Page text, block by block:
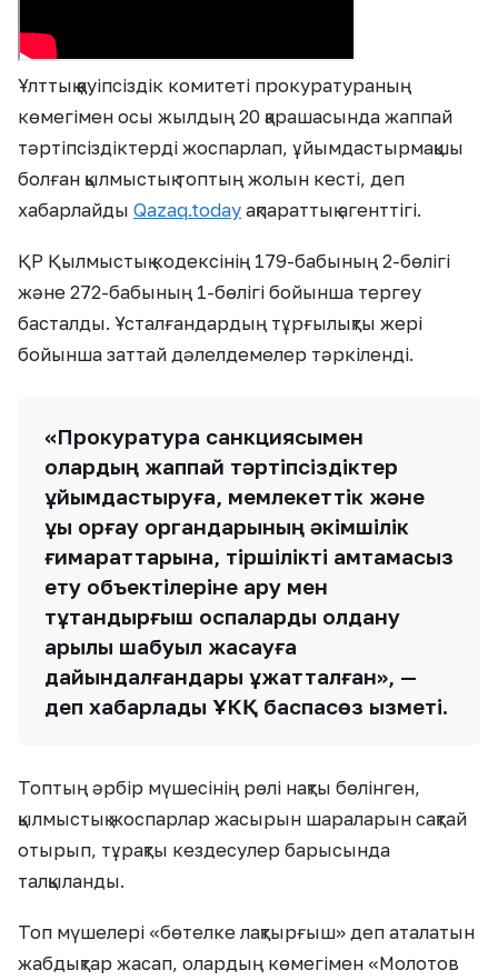
Ұлттық қауіпсіздік комитеті прокуратураның
көмегімен осы жылдың 20 қарашасында жаппай
тәртіпсіздіктерді жоспарлап, ұйымдастырмақшы
болған қылмыстық топтың жолын кесті, деп
хабарлайды Qazaq.today ақпараттық агенттігі.
ҚР Қылмыстық кодексінің 179-бабының 2-бөлігі
және 272-бабының 1-бөлігі бойынша тергеу
басталды. Ұсталғандардың тұрғылықты жері
бойынша заттай дәлелдемелер тәркіленді.
«Прокуратура санкциясымен
олардың жаппай тәртіпсіздіктер
ұйымдастыруға, мемлекеттік және
құқық қорғау органдарының әкімшілік
ғимараттарына, тіршілікті қамтамасыз
ету объектілеріне қару мен
тұтандырғыш қоспаларды қолдану
арқылы шабуыл жасауға
дайындалғандары құжатталған», —
деп хабарлады ҰКҚ баспасөз қызметі.
Топтың әрбір мүшесінің рөлі нақты бөлінген,
қылмыстық жоспарлар жасырын шараларын сақтай
отырып, тұрақты кездесулер барысында
талқыланды.
Топ мүшелері «бөтелке лақтырғыш» деп аталатын
жабдықтар жасап, олардың көмегімен «Молотов